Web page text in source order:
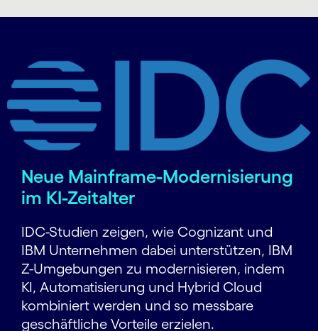
Neue Mainframe-Modernisierung
im KI-Zeitalter
IDC-Studien zeigen, wie Cognizant und
IBM Unternehmen dabei unterstützen, IBM
Z-Umgebungen zu modernisieren, indem
KI, Automatisierung und Hybrid Cloud
kombiniert werden und so messbare
geschäftliche Vorteile erzielen.